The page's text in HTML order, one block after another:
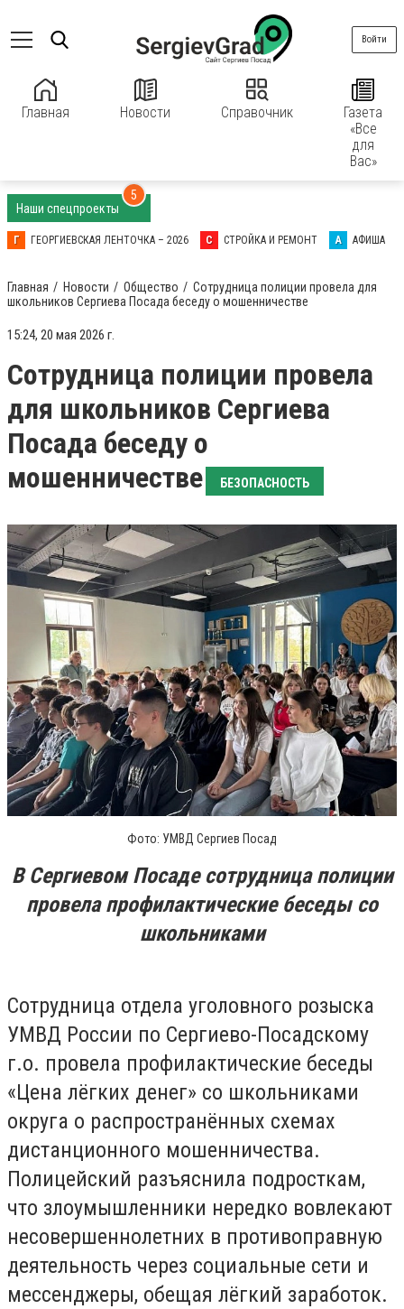
Главная Новости Справочник
Газета
«Все
для
Вас»
Войти
Наши спецпроекты
5
Г ГЕОРГИЕВСКАЯ ЛЕНТОЧКА – 2026 С СТРОЙКА И РЕМОНТ А АФИША
Главная Новости Общество
Сотрудница полиции провела для
школьников Сергиева Посада беседу о мошенничестве
15:24, 20 мая 2026 г.
Сотрудница полиции провела
для школьников Сергиева
Посада беседу о
мошенничестве
БЕЗОПАСНОСТЬ
Фото: УМВД Сергиев Посад
В Сергиевом Посаде сотрудница полиции
провела профилактические беседы со
школьниками
Сотрудница отдела уголовного розыска
УМВД России по Сергиево-Посадскому
г.о. провела профилактические беседы
«Цена лёгких денег» со школьниками
округа о распространённых схемах
дистанционного мошенничества.
Полицейский разъяснила подросткам,
что злоумышленники нередко вовлекают
несовершеннолетних в противоправную
деятельность через социальные сети и
мессенджеры, обещая лёгкий заработок.